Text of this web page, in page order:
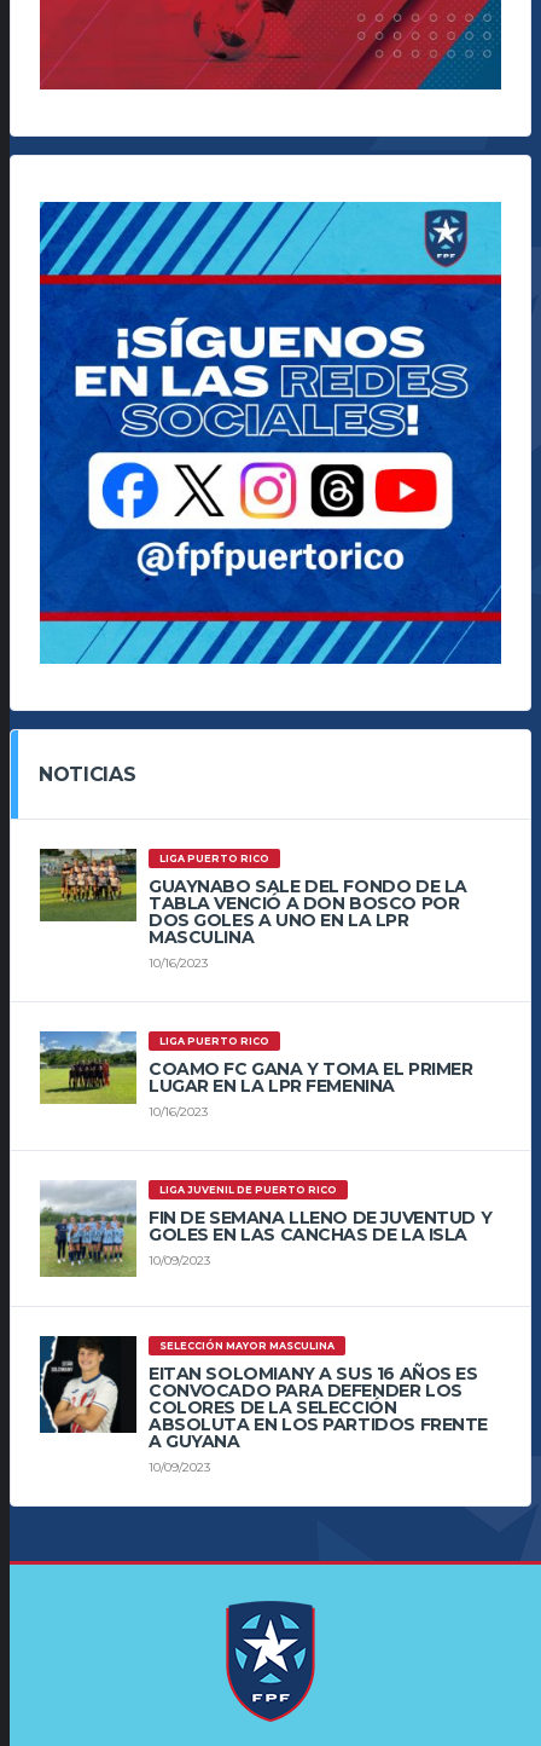
NOTICIAS
LIGA PUERTO RICO
GUAYNABO SALE DEL FONDO DE LA
TABLA VENCIÓ A DON BOSCO POR
DOS GOLES A UNO EN LA LPR
MASCULINA
10/16/2023
LIGA PUERTO RICO
COAMO FC GANA Y TOMA EL PRIMER
LUGAR EN LA LPR FEMENINA
10/16/2023
LIGA JUVENIL DE PUERTO RICO
FIN DE SEMANA LLENO DE JUVENTUD Y
GOLES EN LAS CANCHAS DE LA ISLA
10/09/2023
SELECCIÓN MAYOR MASCULINA
EITAN SOLOMIANY A SUS 16 AÑOS ES
CONVOCADO PARA DEFENDER LOS
COLORES DE LA SELECCIÓN
ABSOLUTA EN LOS PARTIDOS FRENTE
A GUYANA
10/09/2023